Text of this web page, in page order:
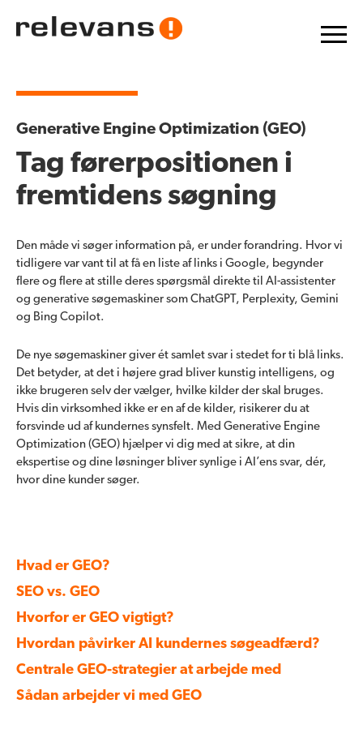
Generative Engine Optimization (GEO)
Tag førerpositionen i
fremtidens søgning
Den måde vi søger information på, er under forandring. Hvor vi
tidligere var vant til at få en liste af links i Google, begynder
flere og flere at stille deres spørgsmål direkte til AI-assistenter
og generative søgemaskiner som ChatGPT, Perplexity, Gemini
og Bing Copilot.
De nye søgemaskiner giver ét samlet svar i stedet for ti blå links.
Det betyder, at det i højere grad bliver kunstig intelligens, og
ikke brugeren selv der vælger, hvilke kilder der skal bruges.
Hvis din virksomhed ikke er en af de kilder, risikerer du at
forsvinde ud af kundernes synsfelt. Med Generative Engine
Optimization (GEO) hjælper vi dig med at sikre, at din
ekspertise og dine løsninger bliver synlige i AI’ens svar, dér,
hvor dine kunder søger.
Hvad er GEO?
SEO vs. GEO
Hvorfor er GEO vigtigt?
Hvordan påvirker AI kundernes søgeadfærd?
Centrale GEO-strategier at arbejde med
Sådan arbejder vi med GEO